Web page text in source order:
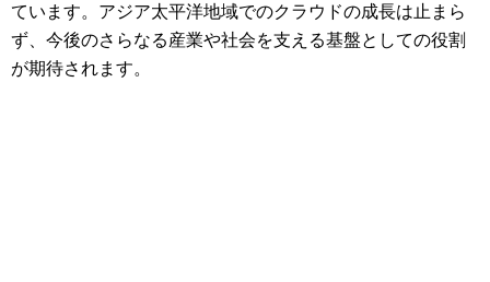
ています。アジア太平洋地域でのクラウドの成長は止まら
ず、今後のさらなる産業や社会を支える基盤としての役割
が期待されます。